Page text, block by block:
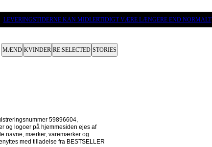
LEVERINGSTIDERNE KAN MIDLERTIDIGT VÆRE LÆNGERE END NORMALT
MÆND KVINDER RE:SELECTED STORIES
59896604,
og logoer på hjemmesiden ejes af
navne, mærker, varemærker og
med tilladelse fra BESTSELLER